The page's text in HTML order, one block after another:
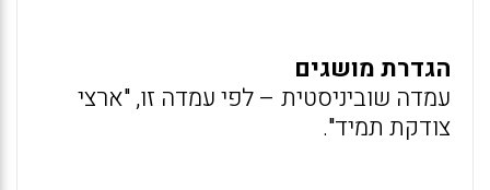
הגדרת מושגים
עמדה שוביניסטית – לפי עמדה זו, "ארצי
צודקת תמיד".